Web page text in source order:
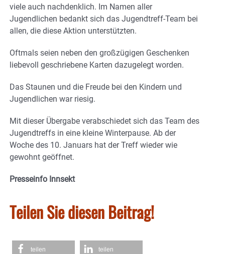
viele auch nachdenklich. Im Namen aller
Jugendlichen bedankt sich das Jugendtreff-Team bei
allen, die diese Aktion unterstützten.
Oftmals seien neben den großzügigen Geschenken
liebevoll geschriebene Karten dazugelegt worden.
Das Staunen und die Freude bei den Kindern und
Jugendlichen war riesig.
Mit dieser Übergabe verabschiedet sich das Team des
Jugendtreffs in eine kleine Winterpause. Ab der
Woche des 10. Januars hat der Treff wieder wie
gewohnt geöffnet.
Presseinfo Innsekt
Teilen Sie diesen Beitrag!
teilen teilen